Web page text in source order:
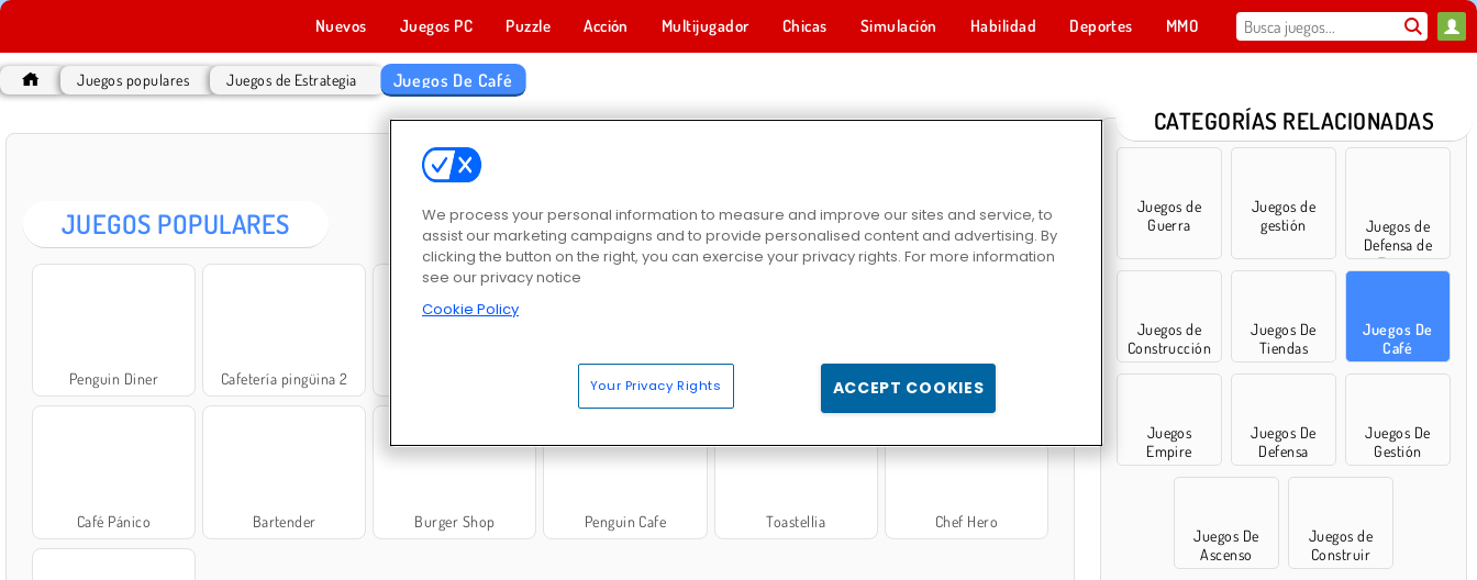
Nuevos Juegos PC Puzzle Acción Multijugador Chicas Simulación Habilidad Deportes MMO
Juegos populares Juegos de Estrategia Juegos De Café
JUEGOS POPULARES
Penguin Diner Cafetería pingüina 2 Burger Restaurant Express Delicious - Emily's New Beginning Hora de las hamburguesas
Café Pánico Bartender Burger Shop Penguin Cafe Toastellia Chef Hero
CATEGORÍAS RELACIONADAS
Juegos de
Guerra
Juegos de
gestión
Juegos de
Defensa de
Torres
Juegos de
Construcción
Juegos De
Tiendas
Juegos De
Café
Juegos
Empire
Juegos De
Defensa
Juegos De
Gestión
Juegos De
Ascenso
Juegos de
Construir
We process your personal information to measure and improve our sites and service, to
assist our marketing campaigns and to provide personalised content and advertising. By
clicking the button on the right, you can exercise your privacy rights. For more information
see our privacy notice
Cookie Policy
Your Privacy Rights ACCEPT COOKIES